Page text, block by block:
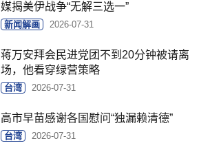
媒揭美伊战争“无解三选一”
新闻解画 2026-07-31
蒋万安拜会民进党团不到20分钟被请离
场，他看穿绿营策略
台湾 2026-07-31
高市早苗感谢各国慰问“独漏赖清德”
台湾 2026-07-31